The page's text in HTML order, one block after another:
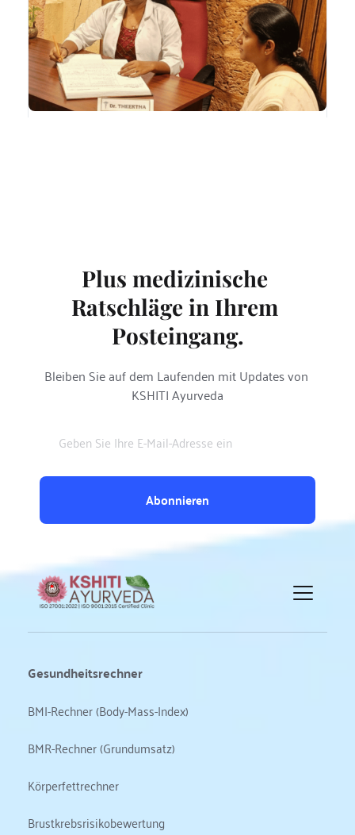
Plus medizinische
Ratschläge in Ihrem
Posteingang.
Bleiben Sie auf dem Laufenden mit Updates von
KSHITI Ayurveda
Abonnieren
Gesundheitsrechner
BMI-Rechner (Body-Mass-Index)
BMR-Rechner (Grundumsatz)
Körperfettrechner
Brustkrebsrisikobewertung